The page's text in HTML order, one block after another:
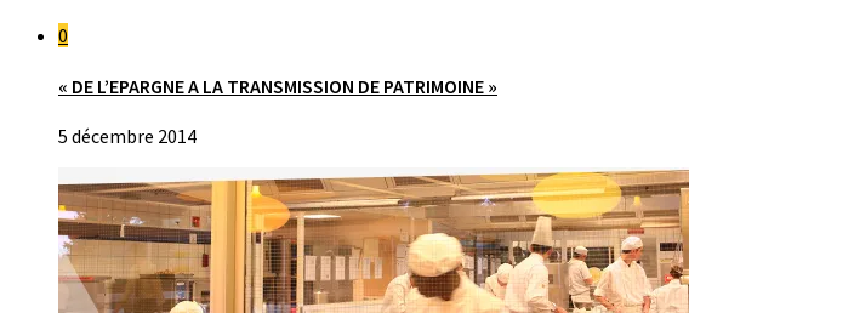
0
« DE L’EPARGNE A LA TRANSMISSION DE PATRIMOINE »
5 décembre 2014